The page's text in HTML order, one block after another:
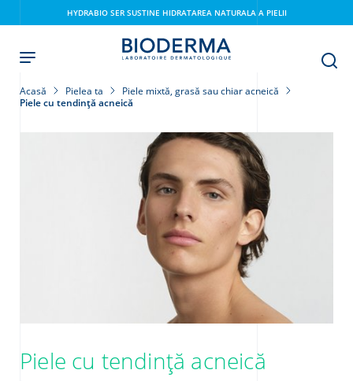
HYDRABIO SER SUSTINE HIDRATAREA NATURALA A PIELII
Acasă Pielea ta
Piele mixtă, grasă sau chiar acneică
Piele cu tendință acneică
Piele cu tendință acneică